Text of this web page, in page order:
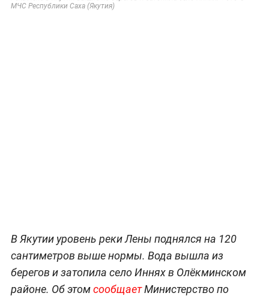
МЧС Республики Саха (Якутия)
В Якутии уровень реки Лены поднялся на 120
сантиметров выше нормы. Вода вышла из
берегов и затопила село Иннях в Олёкминском
районе. Об этомсообщаетМинистерство по